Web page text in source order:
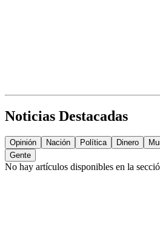
Noticias Destacadas
Opinión Nación Política Dinero
Gente
No hay artículos disponibles en la